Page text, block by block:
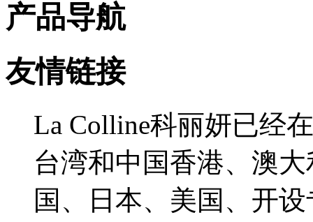
产品导航
友情链接
La Colline科丽妍已经
台湾和中国香港、澳
国、日本、美国、开